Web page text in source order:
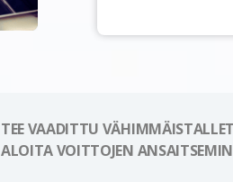
TEE VAADITTU
ALOITA VOITTOJEN